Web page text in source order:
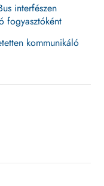
interfészen
fogyasztóként
kommunikáló